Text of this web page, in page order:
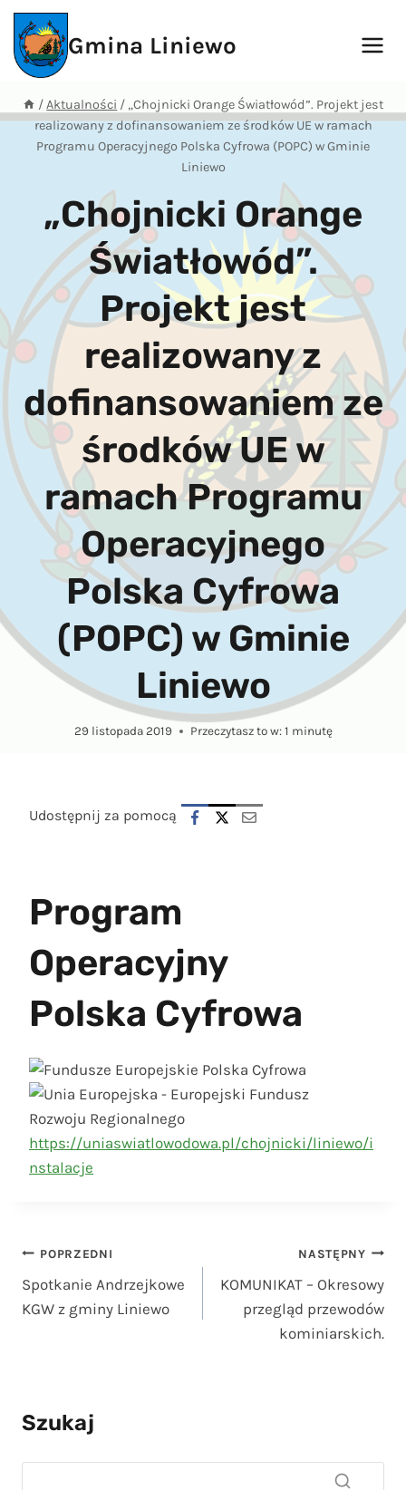
Przejdź
treści
Gmina Liniewo
/Aktualności / „Chojnicki Orange Światłowód”. Projekt jest
realizowany z dofinansowaniem ze środków UE w ramach
Programu Operacyjnego Polska Cyfrowa (POPC) w Gminie
Liniewo
„Chojnicki Orange
Światłowód”.
Projekt jest
realizowany z
dofinansowaniem ze
środków UE w
ramach Programu
Operacyjnego
Polska Cyfrowa
(POPC) w Gminie
Liniewo
29 listopada 2019 Przeczytasz to w:1 minutę
Udostępnij za pomocą
Program
Operacyjny
Polska Cyfrowa
https://uniaswiatlowodowa.pl/chojnicki/liniewo/i
nstalacje
Nawigacja
wpisu
POPRZEDNI
Spotkanie Andrzejkowe
KGW z gminy Liniewo
NASTĘPNY
KOMUNIKAT – Okresowy
przegląd przewodów
kominiarskich.
Szukaj